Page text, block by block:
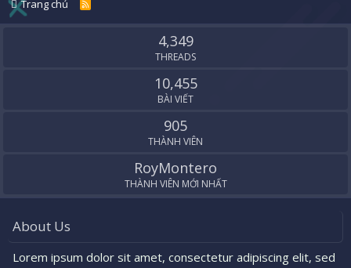
Trang chủ
R
S
4,349
THREADS
10,455
BÀI VIẾT
905
THÀNH VIÊN
RoyMontero
THÀNH VIÊN MỚI NHẤT
About Us
Lorem ipsum dolor sit amet, consectetur adipiscing elit, sed